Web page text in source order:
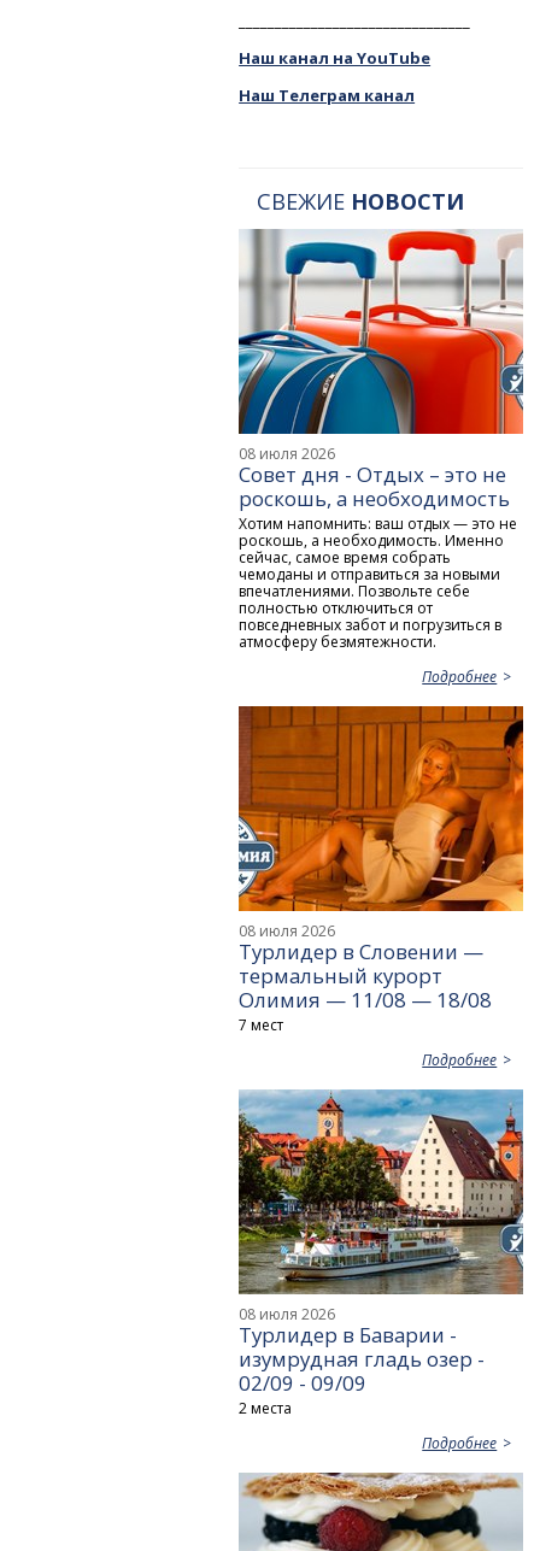
Наш канал на YouTube
Наш Телеграм канал
СВЕЖИЕ НОВОСТИ
08 июля 2026
Совет дня - Отдых – это не
роскошь, а необходимость
Хотим напомнить: ваш отдых — это не
роскошь, а необходимость. Именно
сейчас, самое время собрать
чемоданы и отправиться за новыми
впечатлениями. Позвольте себе
полностью отключиться от
повседневных забот и погрузиться в
атмосферу безмятежности.
Подробнее
08 июля 2026
Турлидер в Словении —
термальный курорт
Олимия — 11/08 — 18/08
7 мест
Подробнее
08 июля 2026
Турлидер в Баварии -
изумрудная гладь озер -
02/09 - 09/09
2 места
Подробнее